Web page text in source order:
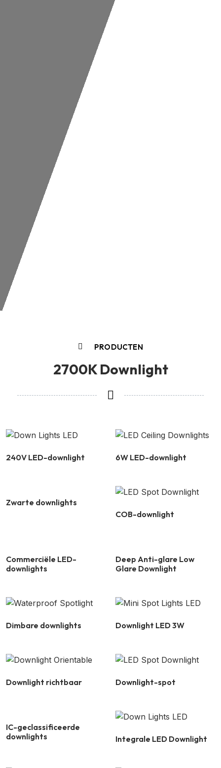
PRODUCTEN
2700K Downlight
240V LED-downlight 6W LED-downlight
Zwarte downlights
COB-downlight
Commerciële LED-
downlights
Deep Anti-glare Low
Glare Downlight
Dimbare downlights Downlight LED 3W
Downlight richtbaar Downlight-spot
IC-geclassificeerde
downlights
Integrale LED Downlight